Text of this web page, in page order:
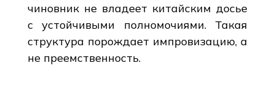
чиновник не владеет китайским досье
с устойчивыми полномочиями. Такая
структура порождает импровизацию, а
не преемственность.